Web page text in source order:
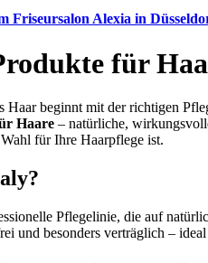
Friseursalon Alexia in
für
Haar beginnt mit der richtigen
Haare – natürliche,
für Ihre Haarpflege ist.
Pflegelinie, die auf
und besonders verträglich –